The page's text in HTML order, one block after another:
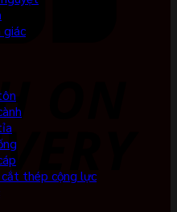
giác
thép cộng lực